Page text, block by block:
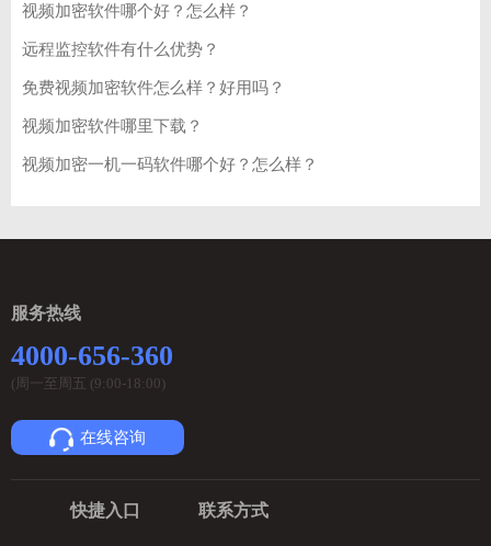
视频加密软件哪个好？怎么样？
远程监控软件有什么优势？
免费视频加密软件怎么样？好用吗？
视频加密软件哪里下载？
视频加密一机一码软件哪个好？怎么样？
服务热线
4000-656-360
(周一至周五 (9:00-18:00)
在线咨询
快捷入口 联系方式